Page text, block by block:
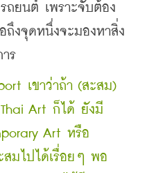
ถยนต์ เพราะจับต้อง
ถึงจุดหนึ่งจะมองหาสิ่ง
ร
เขาว่าถ้า (สะสม)
Art ก็ได้ ยังมี
Art หรือ
มไปได้เรื่อยๆ พอ